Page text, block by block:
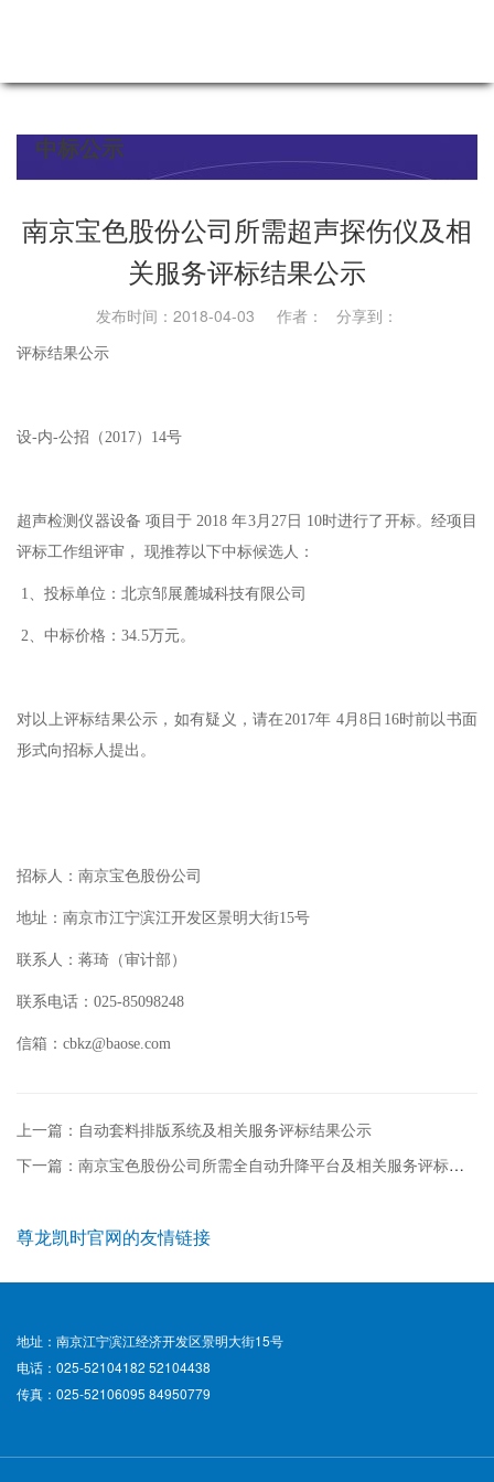
中标公示
南京宝色股份公司所需超声探伤仪及相
关服务评标结果公示
发布时间：2018-04-03 作者： 分享到：
评标结果公示
设-内-公招（2017）14号
超声检测仪器设备 项目于 2018 年3月27日 10时进行了开标。经项目
评标工作组评审， 现推荐以下中标候选人：
1、投标单位：北京邹展麓城科技有限公司
2、中标价格：34.5万元。
对以上评标结果公示，如有疑义，请在2017年 4月8日16时前以书面
形式向招标人提出。
招标人：南京宝色股份公司
地址：南京市江宁滨江开发区景明大街15号
联系人：蒋琦（审计部）
联系电话：025-85098248
信箱： cbkz@baose.com
上一篇：自动套料排版系统及相关服务评标结果公示
下一篇：南京宝色股份公司所需全自动升降平台及相关服务评标结果公示
尊龙凯时官网的友情链接
地址：南京江宁滨江经济开发区景明大街15号
电话：025-52104182 52104438
传真：025-52106095 84950779